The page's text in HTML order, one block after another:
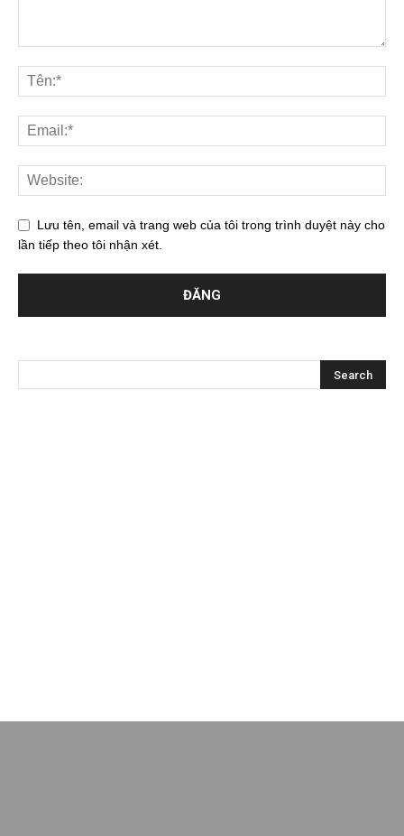
Lưu tên, email và trang web của tôi trong trình duyệt này cho
lần tiếp theo tôi nhận xét.